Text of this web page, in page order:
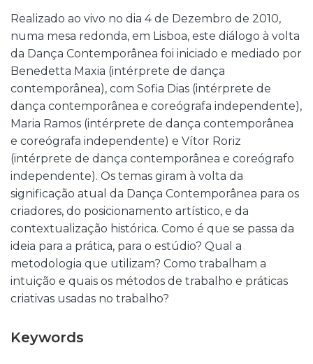
Realizado ao vivo no dia 4 de Dezembro de 2010,
numa mesa redonda, em Lisboa, este diálogo à volta
da Dança Contemporânea foi iniciado e mediado por
Benedetta Maxia (intérprete de dança
contemporânea), com Sofia Dias (intérprete de
dança contemporânea e coreógrafa independente),
Maria Ramos (intérprete de dança contemporânea
e coreógrafa independente) e Vítor Roriz
(intérprete de dança contemporânea e coreógrafo
independente). Os temas giram à volta da
significação atual da Dança Contemporânea para os
criadores, do posicionamento artístico, e da
contextualização histórica. Como é que se passa da
ideia para a prática, para o estúdio? Qual a
metodologia que utilizam? Como trabalham a
intuição e quais os métodos de trabalho e práticas
criativas usadas no trabalho?
Keywords